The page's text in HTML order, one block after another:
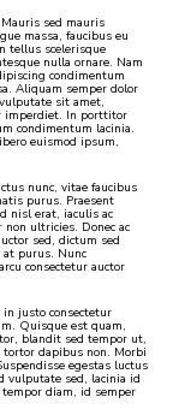
sed mauris
massa, faucibus eu
tellus scelerisque
nulla ornare. Nam
condimentum
Aliquam semper dolor
sit amet,
imperdiet. In porttitor
condimentum lacinia.
euismod ipsum,
nunc, vitae faucibus
purus. Praesent
nisl erat, iaculis ac
ultricies. Donec ac
sed, dictum sed
at purus. Nunc
consectetur auctor
justo consectetur
Quisque est quam,
blandit sed tempor ut,
dapibus non. Morbi
egestas luctus
vulputate sed, lacinia id
diam, id semper